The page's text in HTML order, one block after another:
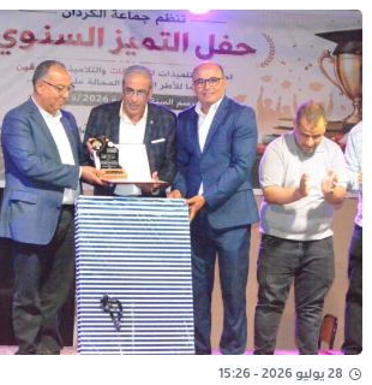
28 يوليو 2026 - 15:26